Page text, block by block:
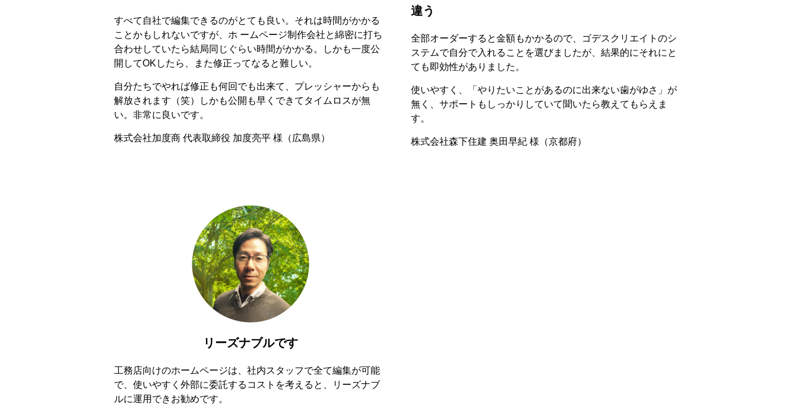
すべて自社で編集できるのがとても良い。それは時間がかかる
ことかもしれないですが、ホ ームページ制作会社と綿密に打ち
合わせしていたら結局同じぐらい時間がかかる。しかも一度公
開してOKしたら、また修正ってなると難しい。
自分たちでやれば修正も何回でも出来て、プレッシャーからも
解放されます（笑）しかも公開も早くできてタイムロスが無
い。非常に良いです。
株式会社加度商 代表取締役 加度亮平 様（広島県）
違う
全部オーダーすると金額もかかるので、ゴデスクリエイトのシ
ステムで自分で入れることを選びましたが、結果的にそれにと
ても即効性がありました。
使いやすく、「やりたいことがあるのに出来ない歯がゆさ」が
無く、サポートもしっかりしていて聞いたら教えてもらえま
す。
株式会社森下住建 奥田早紀 様（京都府）
リーズナブルです
工務店向けのホームページは、社内スタッフで全て編集が可能
で、使いやすく外部に委託するコストを考えると、リーズナブ
ルに運用できお勧めです。